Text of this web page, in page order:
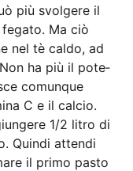
più svol­ge­re il
Ma ciò
nel tè cal­do, ad
ha più il pote­
comun­que
C e il calcio.
1/2 lit­ro di
Quin­di atten­di
il pri­mo pas­to